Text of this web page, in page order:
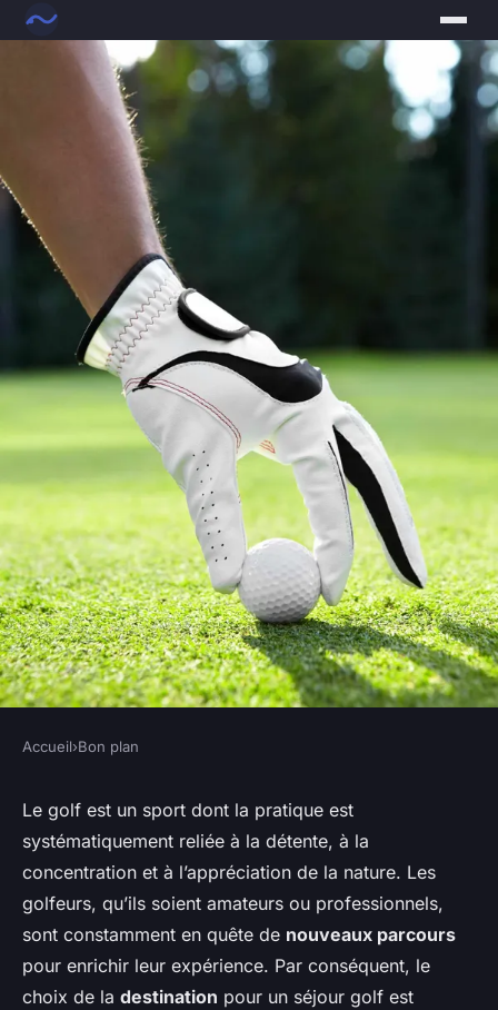
BON PLAN
Les destinations les plus
adaptées pour les amateurs de
golf
Mathilde•14 septembre 2023•3 min de lecture
Accueil›Bon plan
Le golf est un sport dont la pratique est
systématiquement reliée à la détente, à la
concentration et à l’appréciation de la nature. Les
golfeurs, qu’ils soient amateurs ou professionnels,
sont constamment en quête de nouveaux parcours
pour enrichir leur expérience. Par conséquent, le
choix de la destination pour un séjour golf est